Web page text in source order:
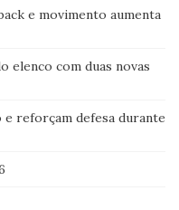
e movimento aumenta
elenco com duas novas
e reforçam defesa durante